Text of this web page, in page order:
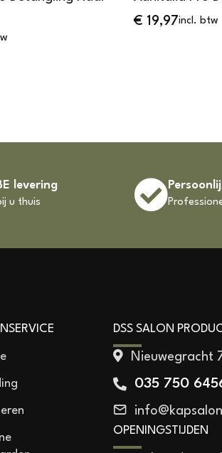
€ 19,97incl. btw
levering
u thuis
DSS SALON
Nieuwegracht
035 750
OPENINGSTIJDEN